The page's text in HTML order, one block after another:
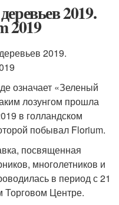
2019.
2019
означает «Зеленый
лозунгом прошла
в голландском
побывал Florium.
посвященная
многолетников и
в период с 21
Торговом Центре.